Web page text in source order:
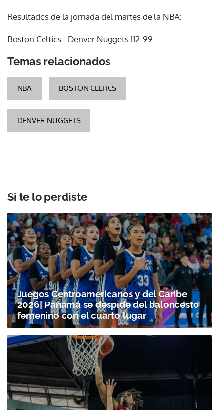
Resultados de la jornada del martes de la NBA:
Boston Celtics - Denver Nuggets 112-99
Temas relacionados
NBA BOSTON CELTICS
DENVER NUGGETS
Si te lo perdiste
Juegos Centroamericanos y del Caribe
2026| Panamá se despide del baloncesto
femenino con el cuarto lugar